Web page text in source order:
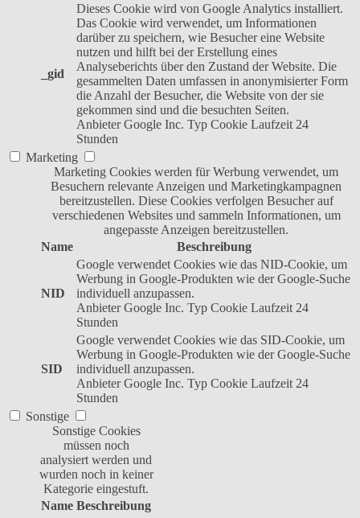
_gid
Dieses Cookie wird von Google Analytics installiert.
Das Cookie wird verwendet, um Informationen
darüber zu speichern, wie Besucher eine Website
nutzen und hilft bei der Erstellung eines
Analyseberichts über den Zustand der Website. Die
gesammelten Daten umfassen in anonymisierter Form
die Anzahl der Besucher, die Website von der sie
gekommen sind und die besuchten Seiten.
Anbieter Google Inc. Typ Cookie Laufzeit 24
Stunden
Marketing
Marketing Cookies werden für Werbung verwendet, um
Besuchern relevante Anzeigen und Marketingkampagnen
bereitzustellen. Diese Cookies verfolgen Besucher auf
verschiedenen Websites und sammeln Informationen, um
angepasste Anzeigen bereitzustellen.
Name
Beschreibung
NID
Google verwendet Cookies wie das NID-Cookie, um
Werbung in Google-Produkten wie der Google-Suche
individuell anzupassen.
Anbieter Google Inc. Typ Cookie Laufzeit 24
Stunden
SID
Google verwendet Cookies wie das SID-Cookie, um
Werbung in Google-Produkten wie der Google-Suche
individuell anzupassen.
Anbieter Google Inc. Typ Cookie Laufzeit 24
Stunden
Sonstige
Sonstige Cookies
müssen noch
analysiert werden und
wurden noch in keiner
Kategorie eingestuft.
Name Beschreibung